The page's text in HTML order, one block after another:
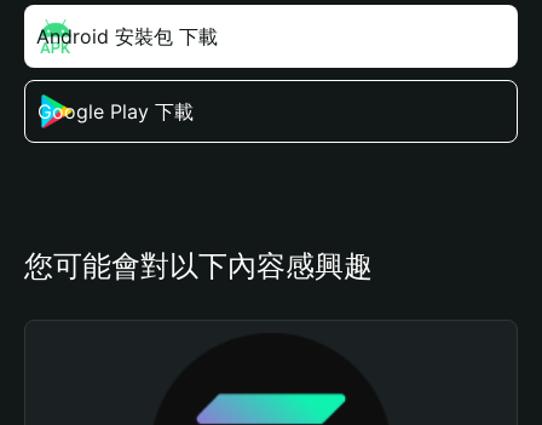
Android 安裝包 下載
Google Play 下載
您可能會對以下內容感興趣